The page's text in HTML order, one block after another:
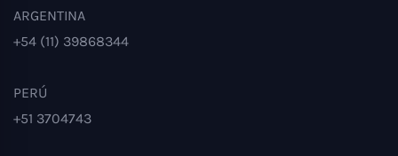
ARGENTINA
+54 (11) 39868344
PERÚ
+51 3704743